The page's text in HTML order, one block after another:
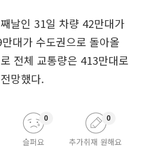
날인 31일 차량 42만대가
대가 수도권으로 돌아올
전체 교통량은 413만대로
망했다.
슬퍼요
0
추가취재 원해요
0